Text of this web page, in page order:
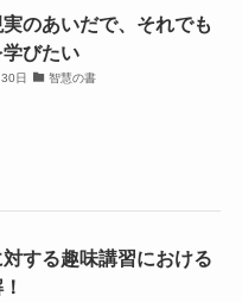
のあいだで、それでも
学びたい
日 智慧の書
する趣味講習における